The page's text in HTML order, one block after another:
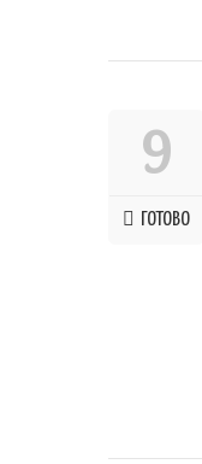
9
ГОТОВО